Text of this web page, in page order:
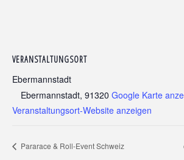
VERANSTALTUNGSORT
Ebermannstadt
Ebermannstadt, 91320 Google Karte
Veranstaltungsort-Website anzeigen
Pararace & Roll-Event Schweiz